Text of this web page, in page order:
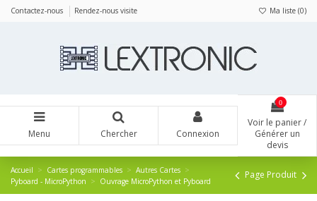
Contactez-nous Rendez-nous visite Ma liste (0)
Menu Chercher Connexion
0
Voir le panier /
Générer un
devis
Accueil Cartes programmables
Autres Cartes
Pyboard - MicroPython
Ouvrage MicroPython et Pyboard
Page Produit
Panneau de gestion des cookies